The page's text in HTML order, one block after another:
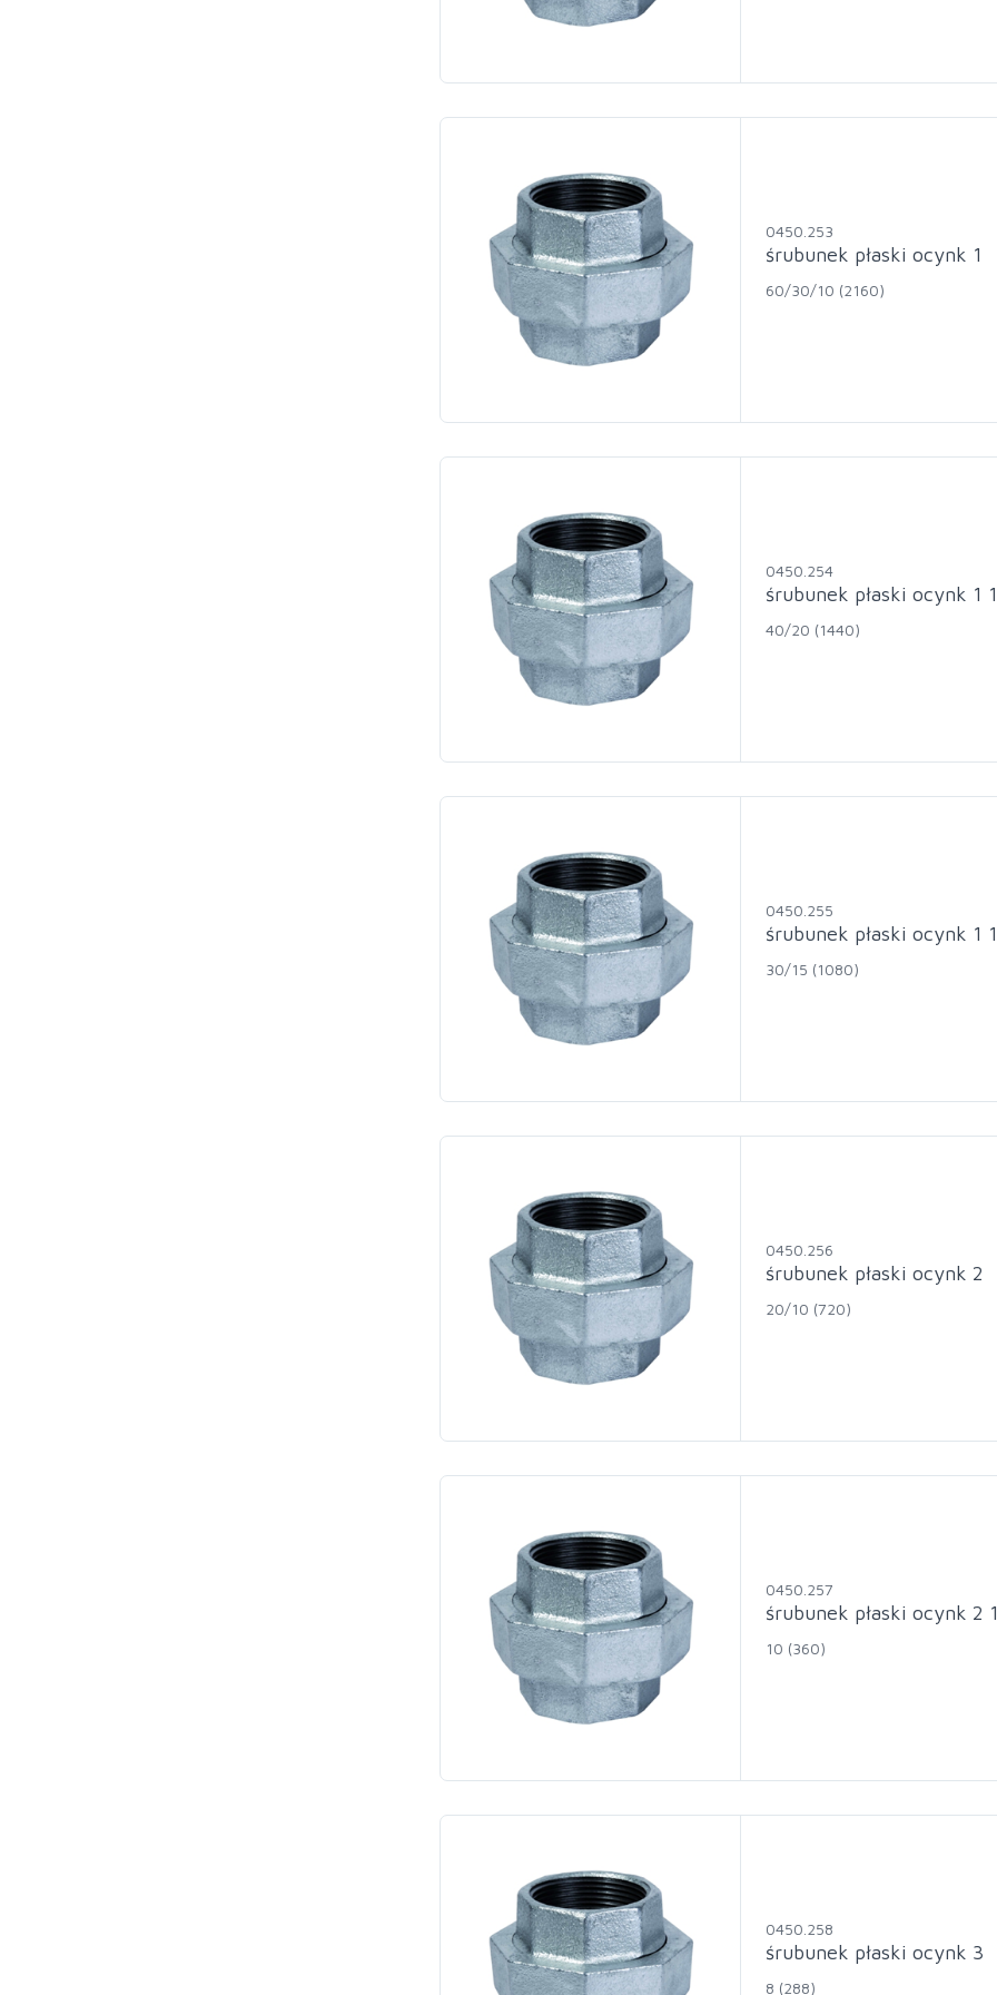
0450.253
śrubunek płaski ocynk 1
60/30/10 (2160)
0450.254
śrubunek płaski ocynk 1
40/20 (1440)
0450.255
śrubunek płaski ocynk 1
30/15 (1080)
0450.256
śrubunek płaski ocynk 2
20/10 (720)
0450.257
śrubunek płaski ocynk 2
10 (360)
0450.258
śrubunek płaski ocynk 3
8 (288)